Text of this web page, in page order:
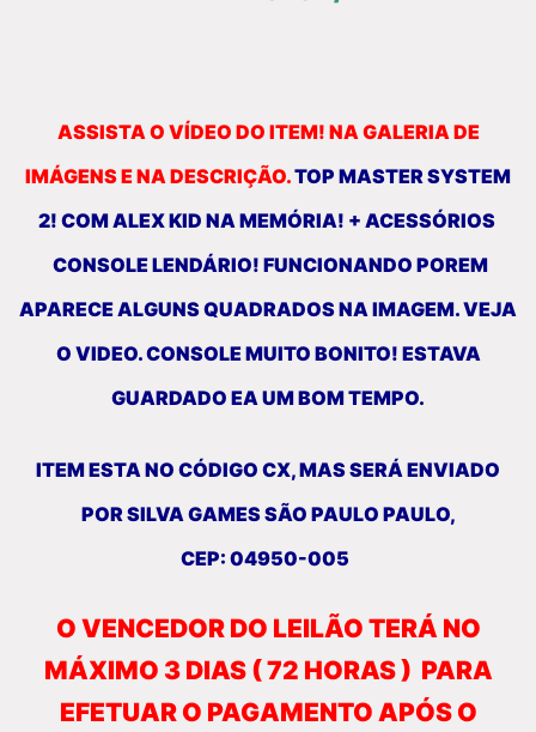
ASSISTA O VÍDEO DO ITEM! NA GALERIA DE
IMÁGENS E NA DESCRIÇÃO.TOP MASTER SYSTEM
2! COM ALEX KID NA MEMÓRIA! + ACESSÓRIOS
CONSOLE LENDÁRIO! FUNCIONANDO POREM
APARECE ALGUNS QUADRADOS NA IMAGEM. VEJA
O VIDEO. CONSOLE MUITO BONITO! ESTAVA
GUARDADO EA UM BOM TEMPO.
ITEM ESTA NO CÓDIGO CX, MAS SERÁ ENVIADO
POR SILVA GAMES SÃO PAULO PAULO,
CEP: 04950-005
O VENCEDOR DO LEILÃO TERÁ NO
MÁXIMO 3 DIAS ( 72 HORAS ) PARA
EFETUAR O PAGAMENTO APÓS O